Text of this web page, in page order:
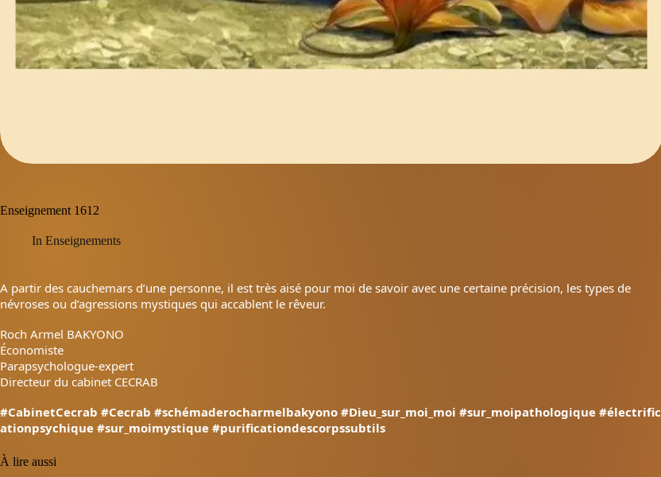
Enseignement 1612
In Enseignements
A partir des cauchemars d’une personne, il est très aisé pour moi de savoir avec une certaine précision, les types de
névroses ou d’agressions mystiques qui accablent le rêveur.
Roch Armel BAKYONO
Économiste
Parapsychologue-expert
Directeur du cabinet CECRAB
#CabinetCecrab #Cecrab #schémaderocharmelbakyono #Dieu_sur_moi_moi #sur_moipathologique #électrific
ationpsychique #sur_moimystique #purificationdescorpssubtils
À lire aussi